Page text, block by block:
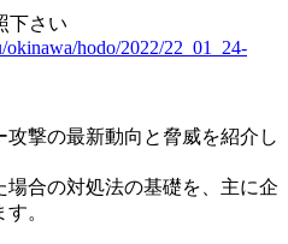
下さい
hodo/2022/22_01_24-
撃の最新動向と脅威を紹介し
合の対処法の基礎を、主に企
。